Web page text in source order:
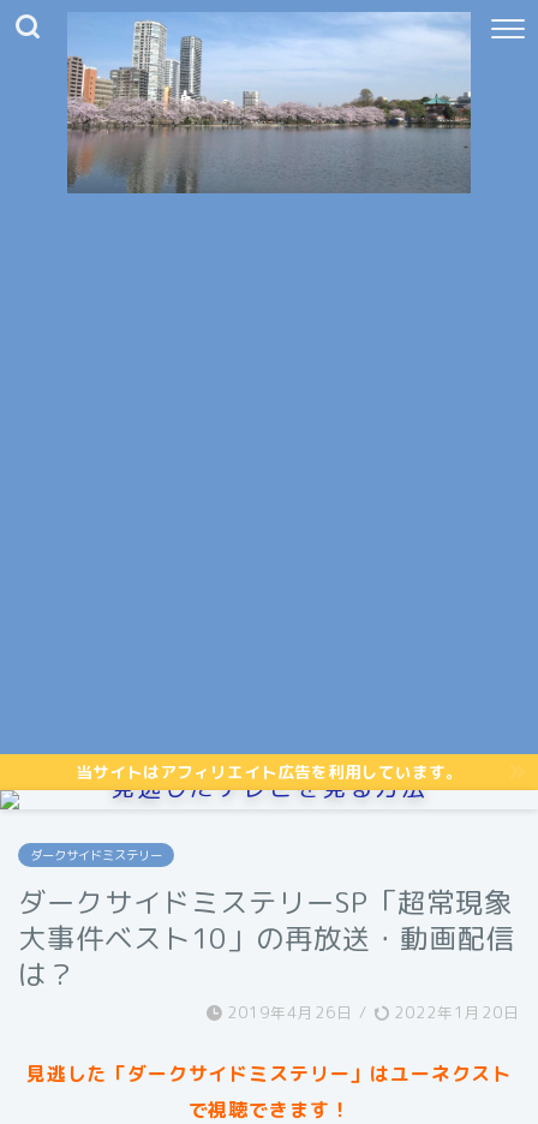
当サイトはアフィリエイト広告を利用しています。
見逃したテレビを見る方法
ダークサイドミステリー
ダークサイドミステリーSP「超常現象
大事件ベスト10」の再放送・動画配信
は？
2019年4月26日 / 2022年1月20日
見逃した「ダークサイドミステリー」はユーネクスト
で視聴できます！